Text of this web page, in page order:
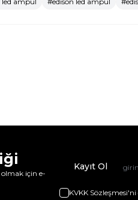
için e-
Kayıt Ol
KVKK Sözleşmesi'ni